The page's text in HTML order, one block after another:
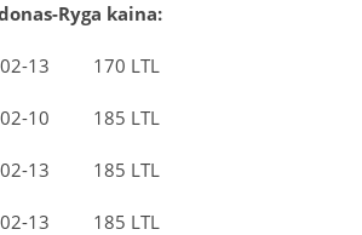
Ryga kaina:
02-13 170 LTL
02-10 185 LTL
02-13 185 LTL
02-13 185 LTL